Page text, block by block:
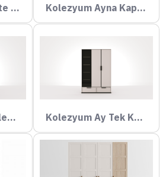
Kolezyum Reflekte Kapak Dolap Kolezyum Ayna Kapak Dolap
Kolezyum Ay Reflekte Kapak Dolap Kolezyum Ay Tek Kapak Reflekte Dolap